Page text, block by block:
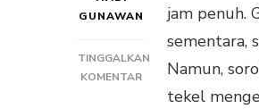
GUNAWAN
TINGGALKAN
KOMENTARPADA
DUEL
jam penuh.
sementara,
Namun,
tekel